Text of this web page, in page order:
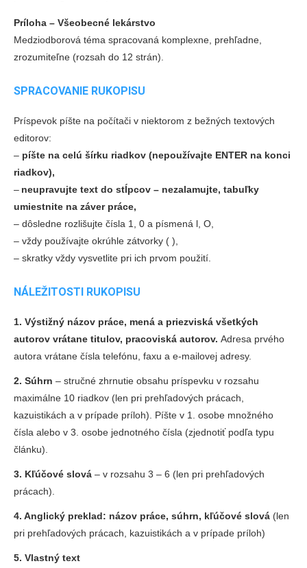
Príloha – Všeobecné lekárstvo
Medziodborová téma spracovaná komplexne, prehľadne,
zrozumiteľne (rozsah do 12 strán).
SPRACOVANIE RUKOPISU
Príspevok píšte na počítači v niektorom z bežných textových
editorov:
‒ píšte na celú šírku riadkov (nepoužívajte ENTER na konci
riadkov),
‒ neupravujte text do stĺpcov – nezalamujte, tabuľky
umiestnite na záver práce,
‒ dôsledne rozlišujte čísla 1, 0 a písmená l, O,
‒ vždy používajte okrúhle zátvorky ( ),
‒ skratky vždy vysvetlite pri ich prvom použití.
NÁLEŽITOSTI RUKOPISU
1. Výstižný názov práce, mená a priezviská všetkých
autorov vrátane titulov, pracoviská autorov. Adresa prvého
autora vrátane čísla telefónu, faxu a e-mailovej adresy.
2. Súhrn – stručné zhrnutie obsahu príspevku v rozsahu
maximálne 10 riadkov (len pri prehľadových prácach,
kazuistikách a v prípade príloh). Píšte v 1. osobe množného
čísla alebo v 3. osobe jednotného čísla (zjednotiť podľa typu
článku).
3. Kľúčové slová – v rozsahu 3 – 6 (len pri prehľadových
prácach).
4. Anglický preklad: názov práce, súhrn, kľúčové slová (len
pri prehľadových prácach, kazuistikách a v prípade príloh)
5. Vlastný text